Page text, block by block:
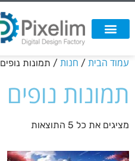
עמוד הבית / חנות / תמונות נופים
תמונות נופים
מציגים את כל ⁦5⁩ התוצאות